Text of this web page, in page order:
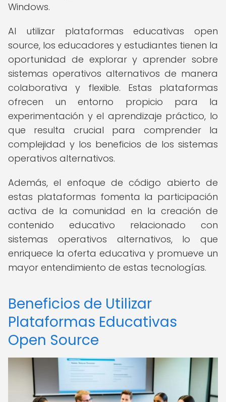
Windows.
Al utilizar plataformas educativas open
source, los educadores y estudiantes tienen la
oportunidad de explorar y aprender sobre
sistemas operativos alternativos de manera
colaborativa y flexible. Estas plataformas
ofrecen un entorno propicio para la
experimentación y el aprendizaje práctico, lo
que resulta crucial para comprender la
complejidad y los beneficios de los sistemas
operativos alternativos.
Además, el enfoque de código abierto de
estas plataformas fomenta la participación
activa de la comunidad en la creación de
contenido educativo relacionado con
sistemas operativos alternativos, lo que
enriquece la oferta educativa y promueve un
mayor entendimiento de estas tecnologías.
Beneficios de Utilizar
Plataformas Educativas
Open Source